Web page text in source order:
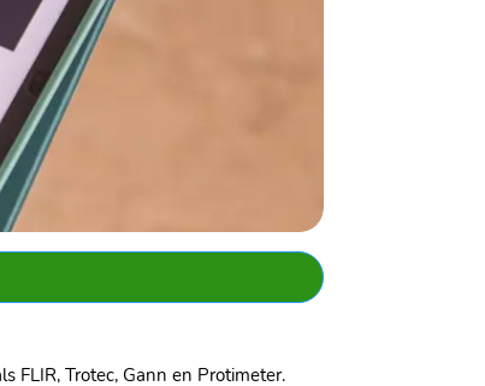
FLIR, Trotec, Gann en Protimeter.